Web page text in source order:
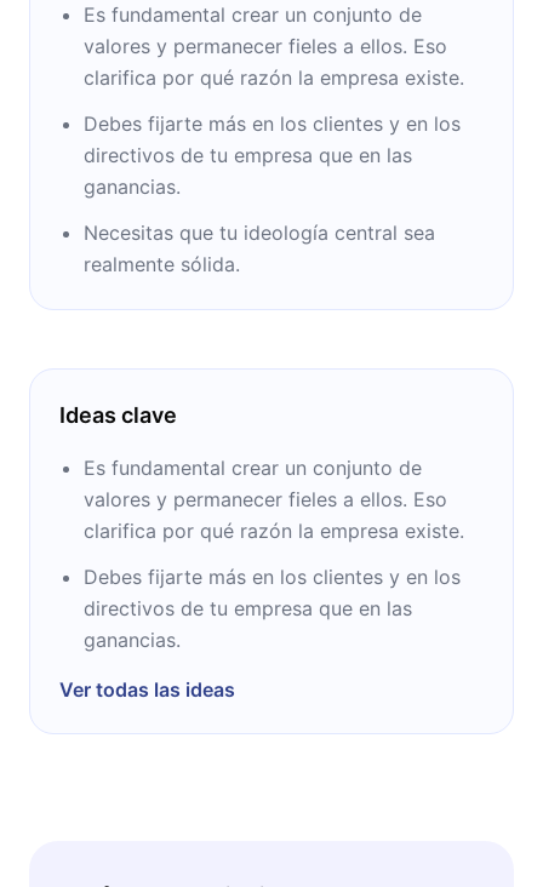
Es fundamental crear un conjunto de
valores y permanecer fieles a ellos. Eso
clarifica por qué razón la empresa existe.
Debes fijarte más en los clientes y en los
directivos de tu empresa que en las
ganancias.
Necesitas que tu ideología central sea
realmente sólida.
Ideas clave
Es fundamental crear un conjunto de
valores y permanecer fieles a ellos. Eso
clarifica por qué razón la empresa existe.
Debes fijarte más en los clientes y en los
directivos de tu empresa que en las
ganancias.
Ver todas las ideas